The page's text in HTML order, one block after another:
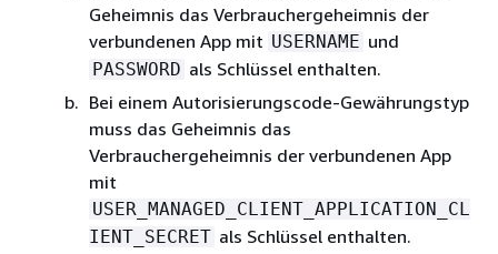
Geheimnis das Verbrauchergeheimnis der
verbundenen App mit USERNAME und
PASSWORD als Schlüssel enthalten.
Bei einem Autorisierungscode-Gewährungstyp
muss das Geheimnis das
Verbrauchergeheimnis der verbundenen App
mit
USER_MANAGED_CLIENT_APPLICATION_CL
IENT_SECRET als Schlüssel enthalten.